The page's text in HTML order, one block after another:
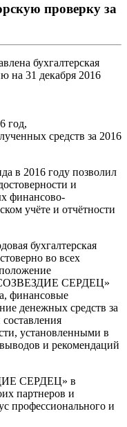
проверку за
бухгалтерская
на 31 декабря 2016
год,
средств за 2016
в 2016 году позволил
и
финансово-
учёте и отчётности
бухгалтерская
во всех
СЕРДЕЦ»
финансовые
денежных средств за
установленными в
и рекомендаций
СЕРДЕЦ» в
партнеров и
профессионального и